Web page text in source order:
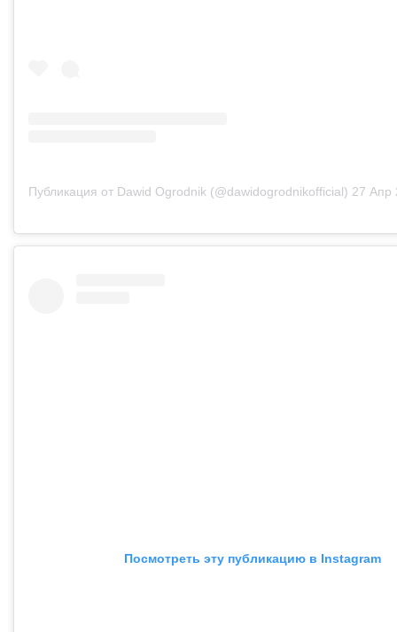
Публикация от Dawid Ogrodnik (@dawidogrodnikofficial) 27 Апр
Посмотреть эту публикацию в Instagram